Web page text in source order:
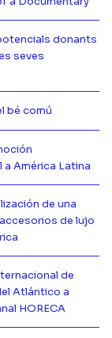
donants
seves
de
bé comú
de
a América Latina
de
de una
de lujo
de
de
Atlántico a
HORECA
de